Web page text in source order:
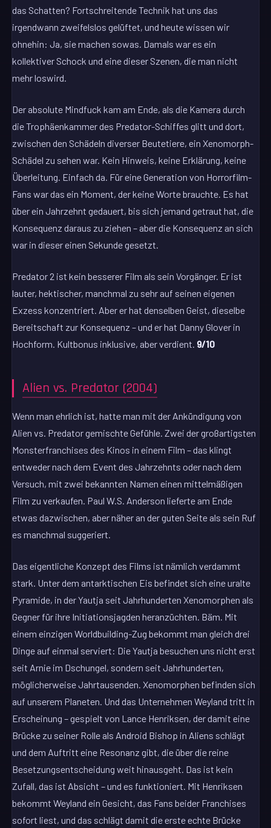
das Schatten? Fortschreitende Technik hat uns das
irgendwann zweifelslos gelüftet, und heute wissen wir
ohnehin: Ja, sie machen sowas. Damals war es ein
kollektiver Schock und eine dieser Szenen, die man nicht
mehr loswird.
Der absolute Mindfuck kam am Ende, als die Kamera durch
die Trophäenkammer des Predator-Schiffes glitt und dort,
zwischen den Schädeln diverser Beutetiere, ein Xenomorph-
Schädel zu sehen war. Kein Hinweis, keine Erklärung, keine
Überleitung. Einfach da. Für eine Generation von Horrorfilm-
Fans war das ein Moment, der keine Worte brauchte. Es hat
über ein Jahrzehnt gedauert, bis sich jemand getraut hat, die
Konsequenz daraus zu ziehen – aber die Konsequenz an sich
war in dieser einen Sekunde gesetzt.
Predator 2 ist kein besserer Film als sein Vorgänger. Er ist
lauter, hektischer, manchmal zu sehr auf seinen eigenen
Exzess konzentriert. Aber er hat denselben Geist, dieselbe
Bereitschaft zur Konsequenz – und er hat Danny Glover in
Hochform. Kultbonus inklusive, aber verdient. 9/10
Alien vs. Predator (2004)
Wenn man ehrlich ist, hatte man mit der Ankündigung von
Alien vs. Predator gemischte Gefühle. Zwei der großartigsten
Monsterfranchises des Kinos in einem Film – das klingt
entweder nach dem Event des Jahrzehnts oder nach dem
Versuch, mit zwei bekannten Namen einen mittelmäßigen
Film zu verkaufen. Paul W.S. Anderson lieferte am Ende
etwas dazwischen, aber näher an der guten Seite als sein Ruf
es manchmal suggeriert.
Das eigentliche Konzept des Films ist nämlich verdammt
stark. Unter dem antarktischen Eis befindet sich eine uralte
Pyramide, in der Yautja seit Jahrhunderten Xenomorphen als
Gegner für ihre Initiationsjagden heranzüchten. Bäm. Mit
einem einzigen Worldbuilding-Zug bekommt man gleich drei
Dinge auf einmal serviert: Die Yautja besuchen uns nicht erst
seit Arnie im Dschungel, sondern seit Jahrhunderten,
möglicherweise Jahrtausenden. Xenomorphen befinden sich
auf unserem Planeten. Und das Unternehmen Weyland tritt in
Erscheinung – gespielt von Lance Henriksen, der damit eine
Brücke zu seiner Rolle als Android Bishop in Aliens schlägt
und dem Auftritt eine Resonanz gibt, die über die reine
Besetzungsentscheidung weit hinausgeht. Das ist kein
Zufall, das ist Absicht – und es funktioniert. Mit Henriksen
bekommt Weyland ein Gesicht, das Fans beider Franchises
sofort liest, und das schlägt damit die erste echte Brücke